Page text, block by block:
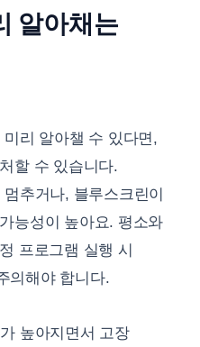
알아채는
리 알아챌 수 있다면,
할 수 있습니다.
추거나, 블루스크린이
능성이 높아요. 평소와
프로그램 실행 시
의해야 합니다.
높아지면서 고장